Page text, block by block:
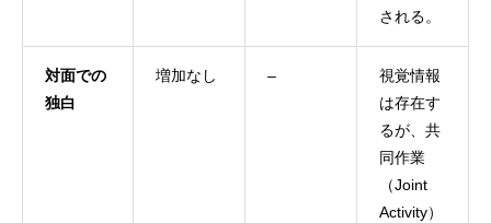
される。
対面での
独白
増加なし –
視覚情報
は存在す
るが、共
同作業
（Joint
Activity）